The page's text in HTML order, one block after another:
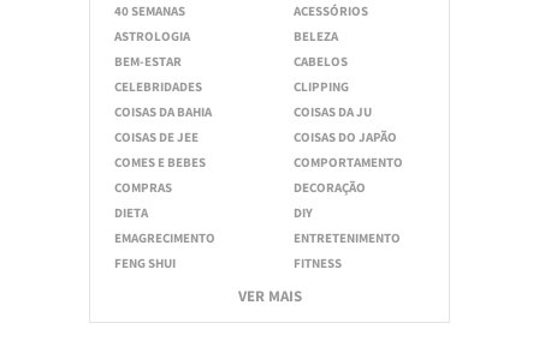
40 SEMANAS
ACESSÓRIOS
ASTROLOGIA
BELEZA
BEM-ESTAR
CABELOS
CELEBRIDADES
CLIPPING
COISAS DA BAHIA
COISAS DA JU
COISAS DE JEE
COISAS DO JAPÃO
COMES E BEBES
COMPORTAMENTO
COMPRAS
DECORAÇÃO
DIETA
DIY
EMAGRECIMENTO
ENTRETENIMENTO
FENG SHUI
FITNESS
VER MAIS